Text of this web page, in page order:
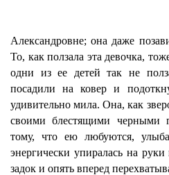
Александровне; она даже
То, как ползала эта девочка,
одни из ее детей так не
посадили на ковер и
удивительно мила. Она, как
своими блестящими черными
тому, что ею любуются,
энергически упиралась на
задок и опять вперед